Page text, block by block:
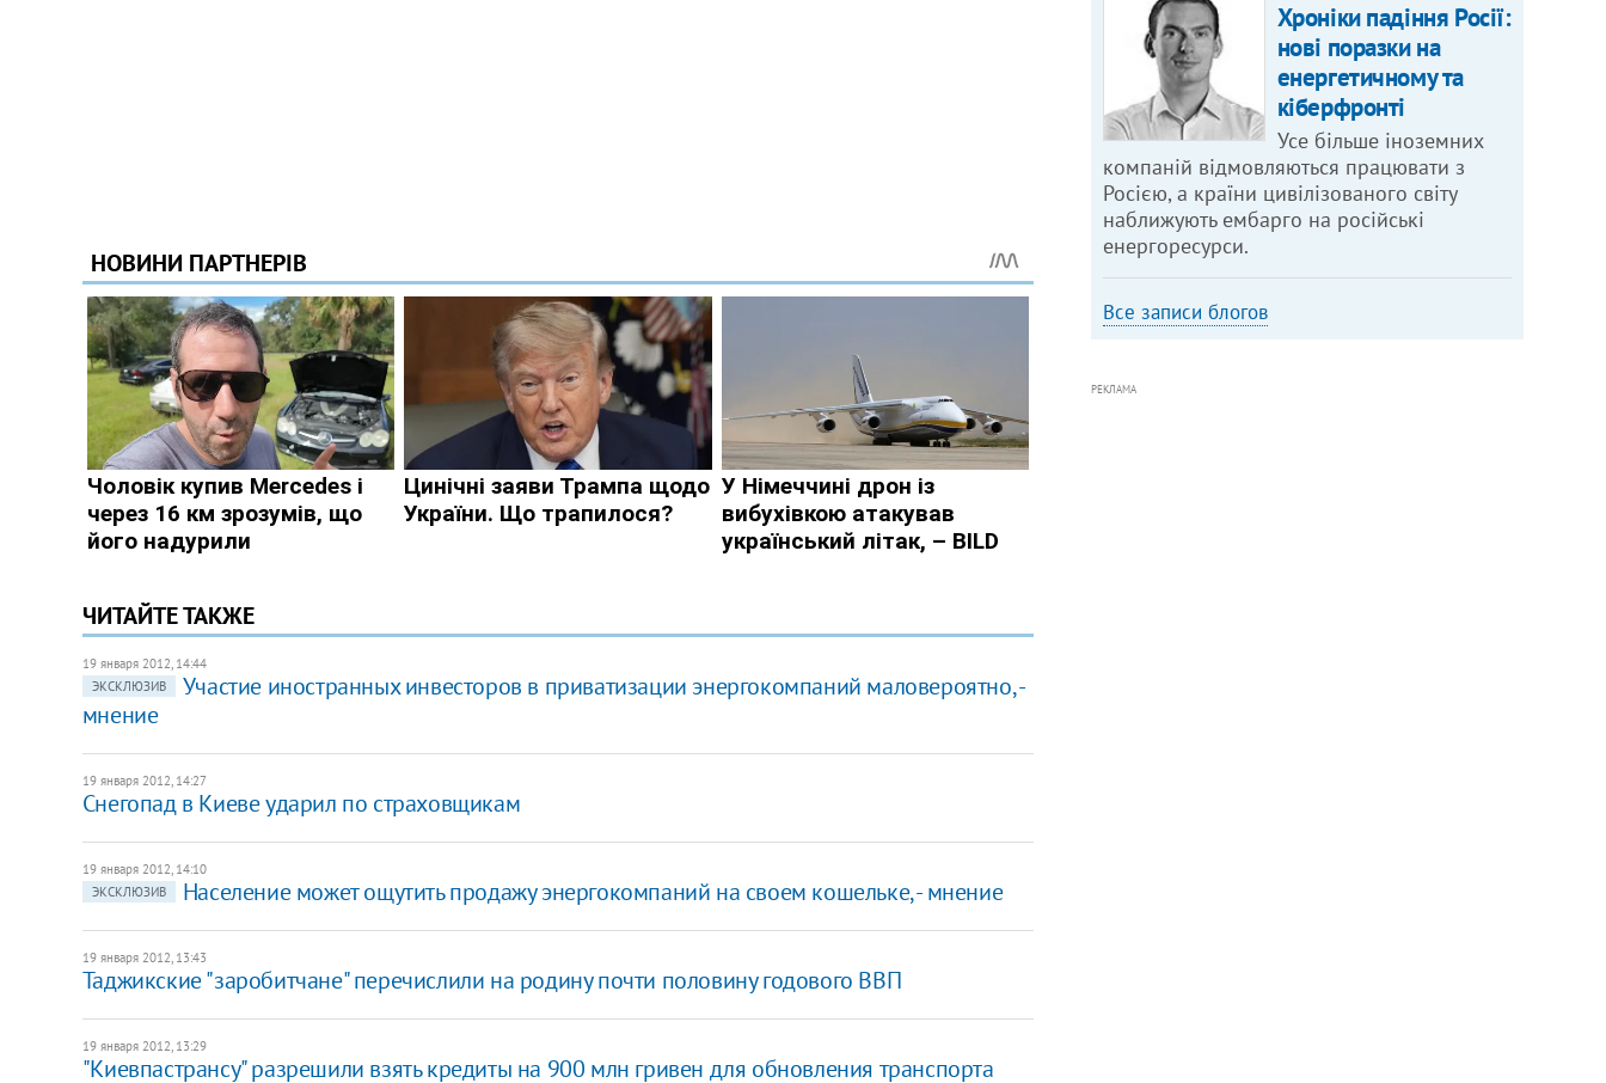
ЧИТАЙТЕ ТАКЖЕ
19 января 2012, 14:44
ЭКСКЛЮЗИВ
Участие иностранных инвесторов в приватизации энергокомпаний маловероятно, -
мнение
19 января 2012, 14:27
Снегопад в Киеве ударил по страховщикам
19 января 2012, 14:10
ЭКСКЛЮЗИВ
Население может ощутить продажу энергокомпаний на своем кошельке, - мнение
19 января 2012, 13:43
Таджикские "заробитчане" перечислили на родину почти половину годового ВВП
19 января 2012, 13:29
"Киевпастрансу" разрешили взять кредиты на 900 млн гривен для обновления транспорта
Хроніки падіння Росії:
нові поразки на
енергетичному та
кіберфронті
Усе більше іноземних
компаній відмовляються працювати з
Росією, а країни цивілізованого світу
наближують ембарго на російські
енергоресурси.
Все записи блогов
РЕКЛАМА